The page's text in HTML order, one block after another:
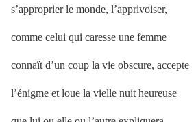
s’approprier le monde, l’apprivoiser,
comme celui qui caresse une femme
connaît d’un coup la vie obscure, accepte
l’énigme et loue la vielle nuit heureuse